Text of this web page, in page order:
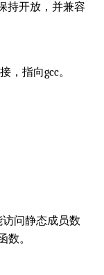
持开放，并兼容
，指向gcc。
问静态成员数
数。